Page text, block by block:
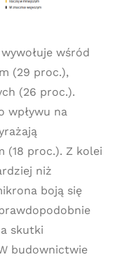
wśród
(29 proc.),
(26 proc.).
wpływu na
(18 proc.). Z kolei
niż
boją się
skutki
budownictwie